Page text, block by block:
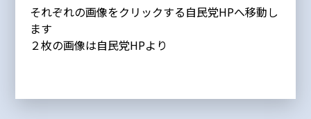
それぞれの画像をクリックする自民党HPへ移動し
ます
２枚の画像は自民党HPより